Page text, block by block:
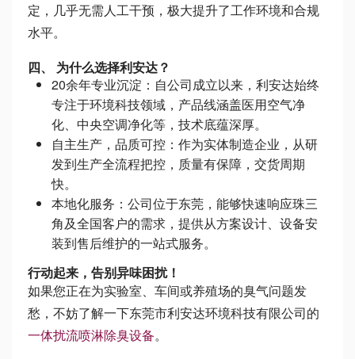
定，几乎无需人工干预，极大提升了工作环境和合规
水平。
四、 为什么选择利安达？
20余年专业沉淀：自公司成立以来，利安达始终
专注于环境科技领域，产品线涵盖医用空气净
化、中央空调净化等，技术底蕴深厚。
自主生产，品质可控：作为实体制造企业，从研
发到生产全流程把控，质量有保障，交货周期
快。
本地化服务：公司位于东莞，能够快速响应珠三
角及全国客户的需求，提供从方案设计、设备安
装到售后维护的一站式服务。
行动起来，告别异味困扰！
如果您正在为实验室、车间或养殖场的臭气问题发
愁，不妨了解一下东莞市利安达环境科技有限公司的
一体扰流喷淋除臭设备。